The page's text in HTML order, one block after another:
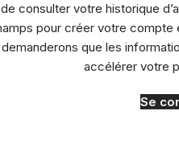
de consulter votre historique
pour créer votre compte
demanderons que les
accélérer votre
Se